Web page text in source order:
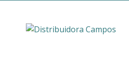
content